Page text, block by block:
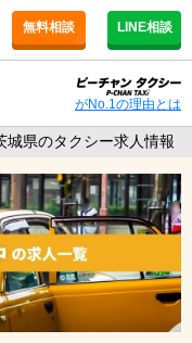
無料相談 LINE相談
がNo.1の理由とは
城県のタクシー求人情報